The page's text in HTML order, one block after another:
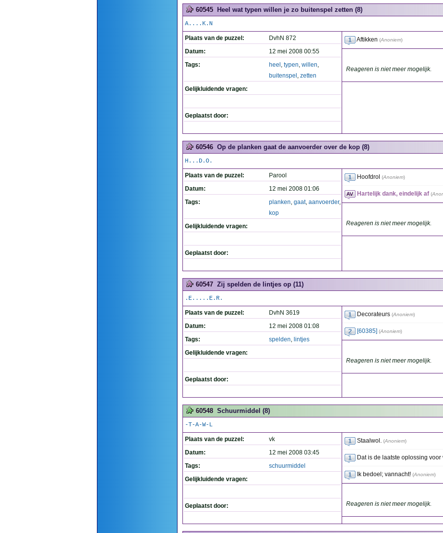
60545 Heel wat typen willen je zo buitenspel zetten (8)
A....K.N
Plaats van de puzzel:
DvhN 872
Datum:
12 mei 2008 00:55
Tags:
heel , typen, willen,
buitenspel , zetten
Gelijkluidende vragen:
Geplaatst door:
Aftikken (Anoniem)
Reageren is niet meer mogelijk.
60546 Op de planken gaat de aanvoerder over de kop (8)
H...D.O.
Plaats van de puzzel:
Parool
Datum:
12 mei 2008 01:06
Tags:
planken, gaat, aanvoerder,
kop
Gelijkluidende vragen:
Geplaatst door:
Hoofdrol (Anoniem)
Hartelijk dank, eindelijk af (
Reageren is niet meer mogelijk.
60547 Zij spelden de lintjes op (11)
.E.....E.R.
Plaats van de puzzel:
DvhN 3619
Datum:
12 mei 2008 01:08
Tags:
spelden, lintjes
Gelijkluidende vragen:
Geplaatst door:
Decorateurs (Anoniem)
[60385] (Anoniem)
Reageren is niet meer mogelijk.
60548 Schuurmiddel (8)
-T-A-W-L
Plaats van de puzzel:
vk
Datum:
12 mei 2008 03:45
Tags:
schuurmiddel
Gelijkluidende vragen:
Geplaatst door:
Staalwol. (Anoniem)
Dat is de laatste oplossing
Ik bedoel; vannacht! (Anoniem)
Reageren is niet meer mogelijk.